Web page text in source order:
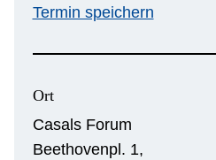
Termin speichern
Ort
Casals Forum
Beethovenpl. 1,